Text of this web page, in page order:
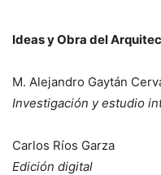
Ideas y Obra del
M. Alejandro Gaytán
Investigación y estudio
Carlos Ríos Garza
Edición digital